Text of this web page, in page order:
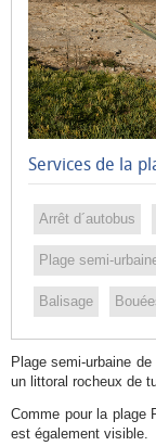
o
Benissero
El
Arenal
Segon
Muntanyar
Cala
Blanca
Cala
Sardinera
Cala
Barraca
o
Portitxol
Services de la
Arrêt d´autobus
Plage semi-
Balisage
Plage semi-urbaine
un littoral rocheux de
Comme pour la plage
est également visible.